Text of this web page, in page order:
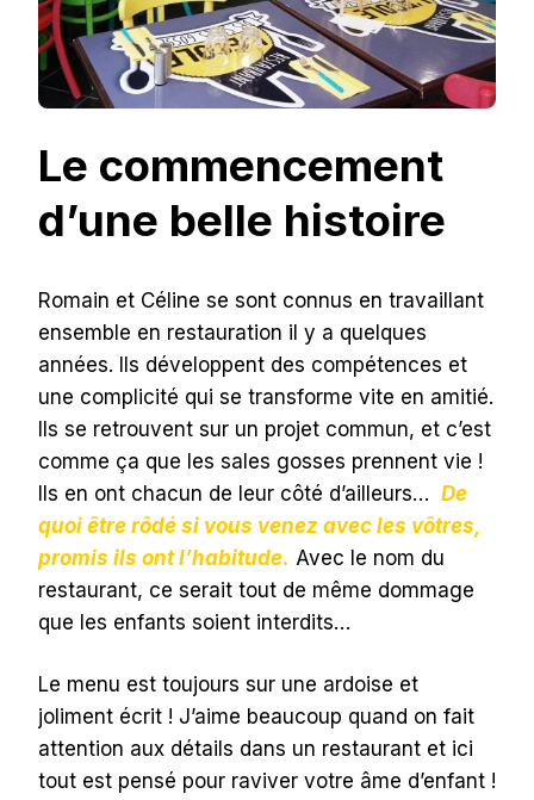
Le commencement
d’une belle histoire
Romain et Céline se sont connus en travaillant
ensemble en restauration il y a quelques
années. Ils développent des compétences et
une complicité qui se transforme vite en amitié.
Ils se retrouvent sur un projet commun, et c’est
comme ça que les sales gosses prennent vie !
Ils en ont chacun de leur côté d’ailleurs… De
quoi être rôdé si vous venez avec les vôtres,
promis ils ont l’habitude. Avec le nom du
restaurant, ce serait tout de même dommage
que les enfants soient interdits…
Le menu est toujours sur une ardoise et
joliment écrit ! J’aime beaucoup quand on fait
attention aux détails dans un restaurant et ici
tout est pensé pour raviver votre âme d’enfant !